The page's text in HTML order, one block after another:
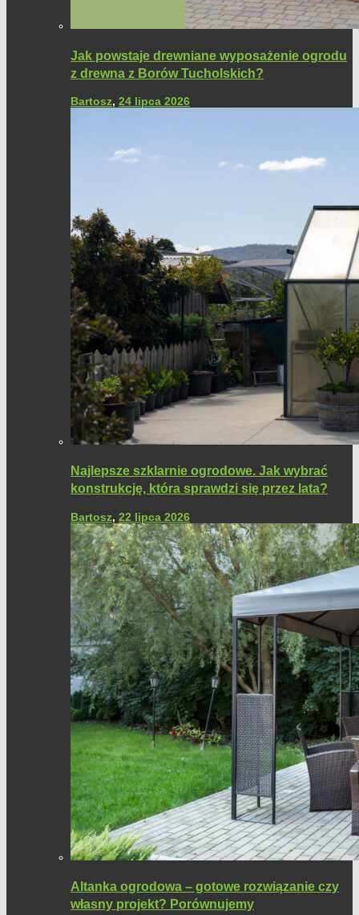
Jak powstaje drewniane wyposażenie ogrodu
z drewna z Borów Tucholskich?
Bartosz, 24 lipca 2026
Najlepsze szklarnie ogrodowe. Jak wybrać
konstrukcję, która sprawdzi się przez lata?
Bartosz, 22 lipca 2026
Altanka ogrodowa – gotowe rozwiązanie czy
własny projekt? Porównujemy